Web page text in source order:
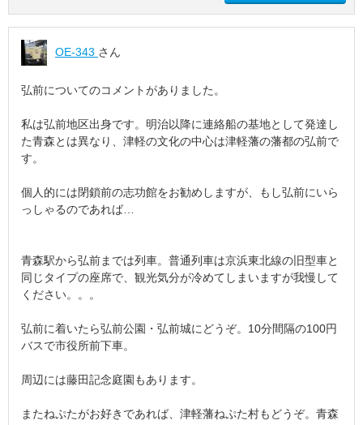
OE-343 さん
弘前についてのコメントがありました。
私は弘前地区出身です。明治以降に連絡船の基地として発達し
た青森とは異なり、津軽の文化の中心は津軽藩の藩都の弘前で
す。
個人的には閉鎖前の志功館をお勧めしますが、もし弘前にいら
っしゃるのであれば…
青森駅から弘前までは列車。普通列車は京浜東北線の旧型車と
同じタイプの座席で、観光気分が冷めてしまいますが我慢して
ください。。。
弘前に着いたら弘前公園・弘前城にどうぞ。10分間隔の100円
バスで市役所前下車。
周辺には藤田記念庭園もあります。
またねぷたがお好きであれば、津軽藩ねぷた村もどうぞ。青森